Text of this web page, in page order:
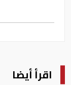
اقرأ أيضا